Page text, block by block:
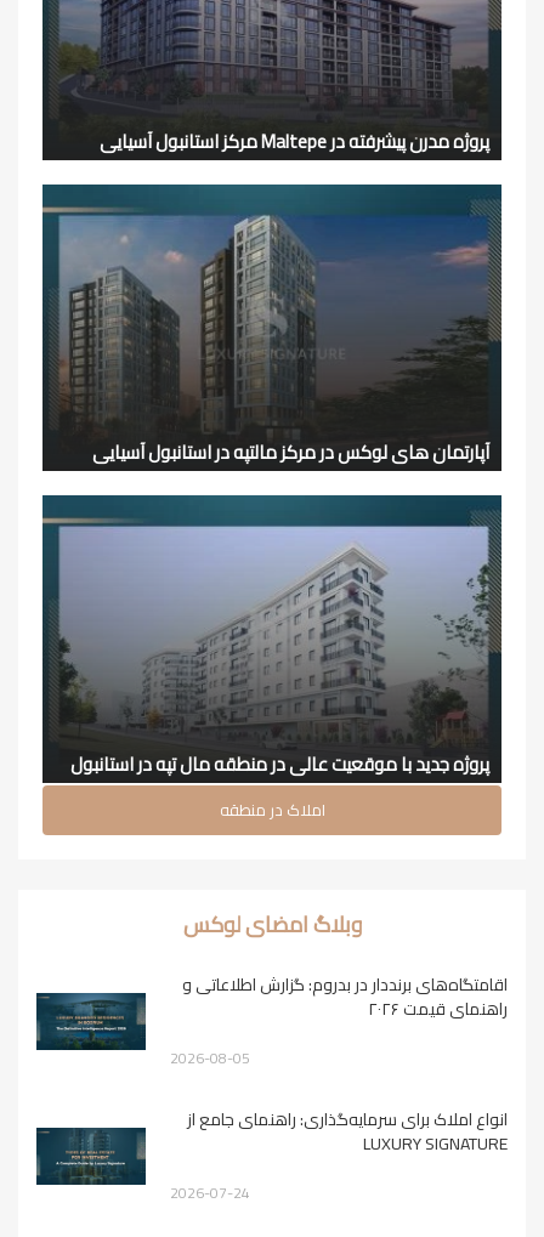
پروژه مدرن پیشرفته در Maltepe مرکز استانبول آسیایی
آپارتمان های لوکس در مرکز مالتپه در استانبول آسیایی
پروژه جدید با موقعیت عالی در منطقه مال تپه در استانبول
املاک در منطقه
وبلاگ امضای لوکس
اقامتگاه‌های برنددار در بدروم: گزارش اطلاعاتی و
راهنمای قیمت ۲۰۲۶
2026-08-05
انواع املاک برای سرمایه‌گذاری: راهنمای جامع از
LUXURY SIGNATURE
2026-07-24